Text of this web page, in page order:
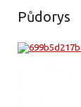
Půdorys